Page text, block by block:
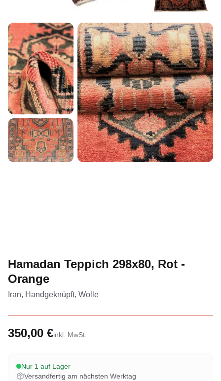
Hamadan Teppich 298x80, Rot -
Orange
Iran, Handgeknüpft, Wolle
350,00 €inkl. MwSt.
Nur 1 auf Lager
Versandfertig am nächsten Werktag